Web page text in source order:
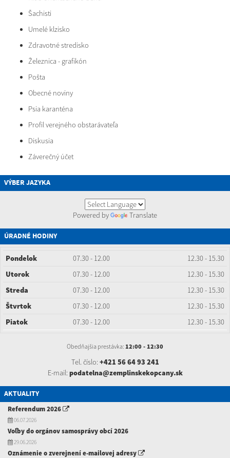
Šachisti
Umelé klzisko
Zdravotné stredisko
Železnica - grafikón
Pošta
Obecné noviny
Psia karanténa
Profil verejného obstarávateľa
Diskusia
Záverečný účet
VÝBER JAZYKA
Powered by Translate
ÚRADNÉ HODINY
Pondelok 07.30 - 12.00
12.30 - 15.30
Utorok
07.30 - 12.00
12.30 - 15.30
Streda
07.30 - 12.00
12.30 - 15.30
Štvrtok
07.30 - 12.00
12.30 - 15.30
Piatok
07.30 - 12.00 12.30 - 15.30
Obedňajšia prestávka: 12:00 - 12:30
Tel. číslo: +421 56 64 93 241
E-mail: podatelna@zemplinskekopcany.sk
AKTUALITY
Referendum 2026
06.07.2026
Voľby do orgánov samosprávy obcí 2026
29.06.2026
Oznámenie o zverejnení e-mailovej adresy